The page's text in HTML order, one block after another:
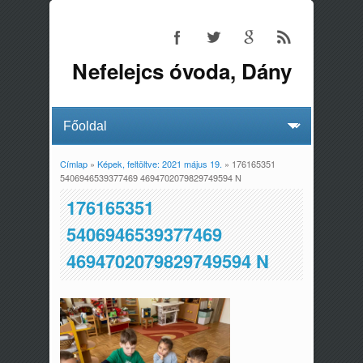
Nefelejcs óvoda, Dány
Jelenlegi hely
Címlap» Képek, feltöltve: 2021 május 19. » 176165351
5406946539377469 4694702079829749594 N
176165351
5406946539377469
4694702079829749594 N